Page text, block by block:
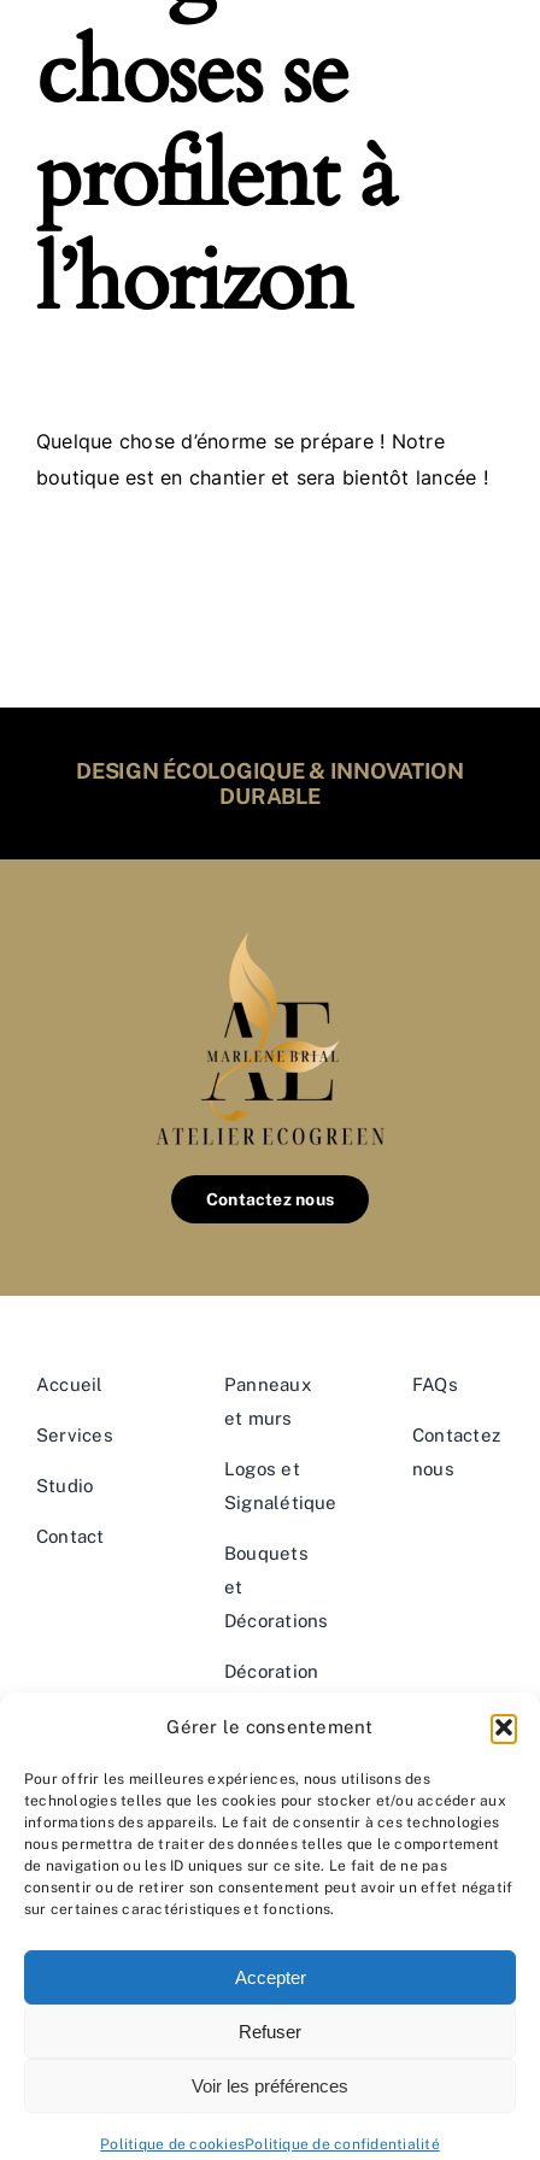
Gérer le consentement
Pour offrir les meilleures expériences, nous utilisons des
technologies telles que les cookies pour stocker et/ou accéder aux
informations des appareils. Le fait de consentir à ces technologies
nous permettra de traiter des données telles que le comportement
de navigation ou les ID uniques sur ce site. Le fait de ne pas
consentir ou de retirer son consentement peut avoir un effet négatif
sur certaines caractéristiques et fonctions.
Accepter
Refuser
Voir les préférences
Politique de cookiesPolitique de confidentialité
choses se
profilent à
l’horizon
Quelque chose d’énorme se prépare ! Notre
boutique est en chantier et sera bientôt lancée !
DESIGN ÉCOLOGIQUE & INNOVATION
DURABLE
Contactez nous
Accueil
Services
Studio
Contact
Panneaux
et murs
Logos et
Signalétique
Bouquets
et
Décorations
Décoration
artificielle
haut de
gamme
Mentions
légales
FAQs
Contactez
nous